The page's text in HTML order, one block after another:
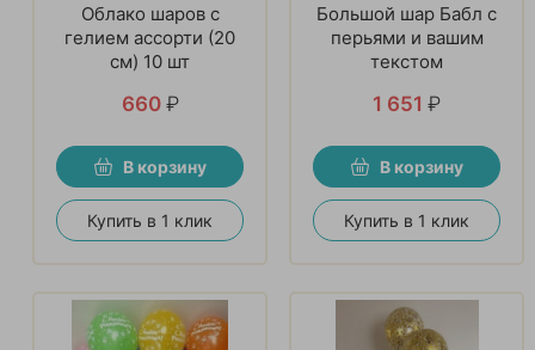
Облако шаров с
гелием ассорти (20
см) 10 шт
660 ₽
В корзину
Купить в 1 клик
Большой шар Бабл с
перьями и вашим
текстом
1 651 ₽
В корзину
Купить в 1 клик